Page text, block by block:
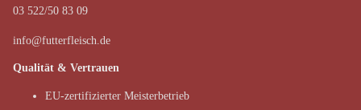
03 522/50 83 09
info@futterfleisch.de
Qualität & Vertrauen
EU-zertifizierter Meisterbetrieb